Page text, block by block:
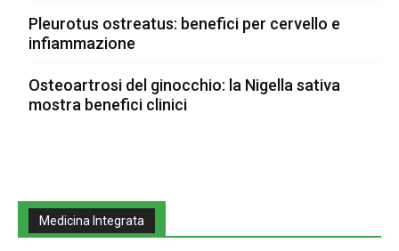
Pleurotus ostreatus: benefici per cervello e
infiammazione
Osteoartrosi del ginocchio: la Nigella sativa
mostra benefici clinici
Medicina Integrata